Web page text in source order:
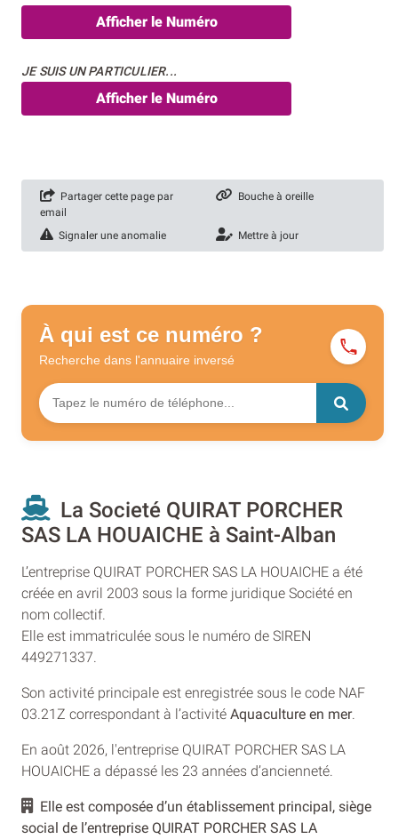
Afficher le Numéro
JE SUIS UN PARTICULIER...
Afficher le Numéro
Partager cette page par
email
Bouche à oreille
Signaler une anomalie Mettre à jour
À qui est ce numéro ?
Recherche dans l'annuaire inversé
La Societé QUIRAT PORCHER
SAS LA HOUAICHE à Saint-Alban
L’entreprise QUIRAT PORCHER SAS LA HOUAICHE a été
créée en avril 2003 sous la forme juridique Société en
nom collectif.
Elle est immatriculée sous le numéro de SIREN
449271337.
Son activité principale est enregistrée sous le code NAF
03.21Z correspondant à l’activité Aquaculture en mer.
En août 2026, l'entreprise QUIRAT PORCHER SAS LA
HOUAICHE a dépassé les 23 années d’ancienneté.
Elle est composée d’un établissement principal, siège
social de l’entreprise QUIRAT PORCHER SAS LA